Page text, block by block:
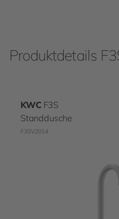
Produktdetails
KWC F3S
Standdusche
F3SV2014